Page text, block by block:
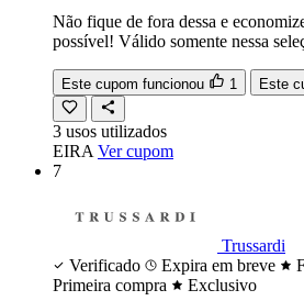
Não fique de fora dessa e
possível! Válido somente nessa
Este cupom funcionou 1 Este
3 usos utilizados
EIRA Ver cupom
7
Trussardi
Verificado
Expira em breve
Primeira compra
Exclusivo